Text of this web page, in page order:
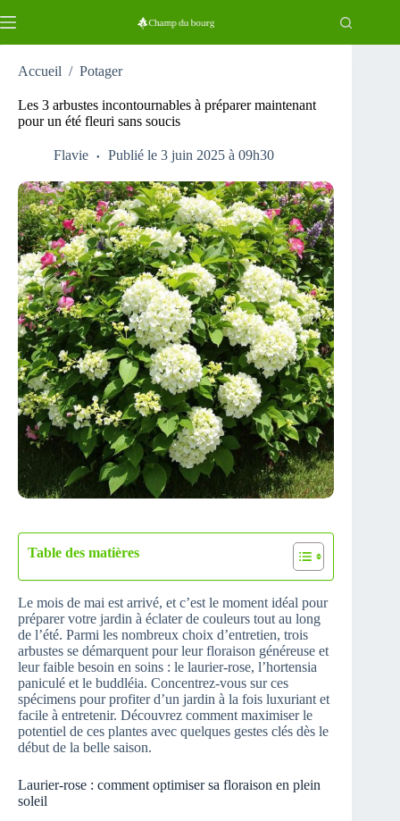
au
Accueil / Potager
Les 3 arbustes incontournables à préparer maintenant
pour un été fleuri sans soucis
Flavie Publié le 3 juin 2025 à 09h30
Table des matières
Le mois de mai est arrivé, et c’est le moment idéal pour
préparer votre jardin à éclater de couleurs tout au long
de l’été. Parmi les nombreux choix d’entretien, trois
arbustes se démarquent pour leur floraison généreuse et
leur faible besoin en soins : le laurier-rose, l’hortensia
paniculé et le buddléia. Concentrez-vous sur ces
spécimens pour profiter d’un jardin à la fois luxuriant et
facile à entretenir. Découvrez comment maximiser le
potentiel de ces plantes avec quelques gestes clés dès le
début de la belle saison.
Laurier-rose : comment optimiser sa floraison en plein
soleil